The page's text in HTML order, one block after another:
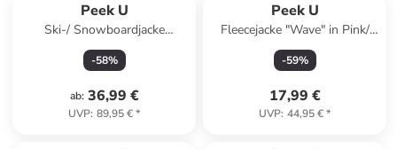
Peek U
Ski-/ Snowboardjacke
"Electra" in Pink
-58%
ab: 36,99 €
UVP: 89,95 €*
Peek U
Fleecejacke "Wave" in Pink/
Dunkelblau/ Türkis
-59%
17,99 €
UVP: 44,95 €*